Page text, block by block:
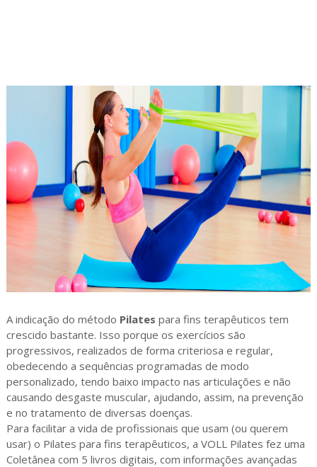
A indicação do método Pilates para fins terapêuticos tem
crescido bastante. Isso porque os exercícios são
progressivos, realizados de forma criteriosa e regular,
obedecendo a sequências programadas de modo
personalizado, tendo baixo impacto nas articulações e não
causando desgaste muscular, ajudando, assim, na prevenção
e no tratamento de diversas doenças.
Para facilitar a vida de profissionais que usam (ou querem
usar) o Pilates para fins terapêuticos, a VOLL Pilates fez uma
Coletânea com 5 livros digitais, com informações avançadas